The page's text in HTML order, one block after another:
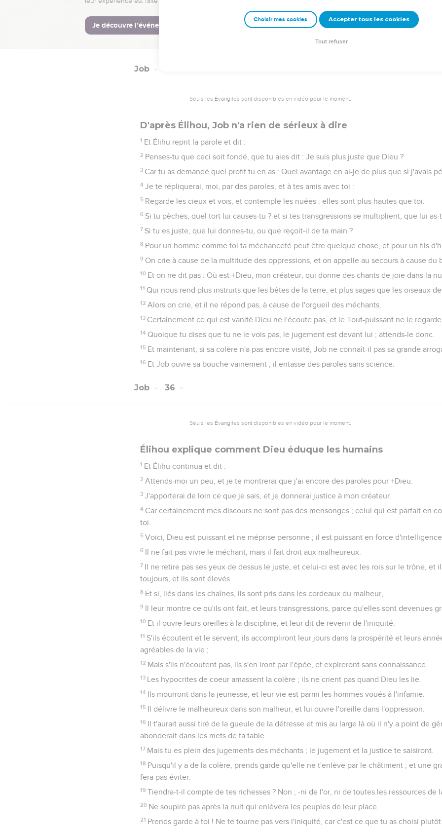
Job n'a pas parlé avec connaissance, et ses paroles ne sont pas intelligentes ;
36 Je voudrais que Job fût éprouvé jusqu'au bout, parce qu'il a répondu à la manière
Car il a ajouté à son péché la transgression ; il bat des mains parmi nous, et multiplie
Job
Seuls les Évangiles sont disponibles en vidéo pour le moment.
D'après Élihou, Job n'a rien de sérieux à dire
1 Et Élihu reprit la parole et dit :
2 Penses-tu que ceci soit fondé, que tu aies dit : Je suis plus juste que Dieu ?
3 Car tu as demandé quel profit tu en as : Quel avantage en ai-je de plus que si j'avais
4 Je te répliquerai, moi, par des paroles, et à tes amis avec toi :
5 Regarde les cieux et vois, et contemple les nuées : elles sont plus hautes que toi.
6 Si tu pèches, quel tort lui causes-tu ? et si tes transgressions se multiplient, que lui as-
7 Si tu es juste, que lui donnes-tu, ou que reçoit-il de ta main ?
8 Pour un homme comme toi ta méchanceté peut être quelque chose, et pour un fils
9 On crie à cause de la multitude des oppressions, et on appelle au secours à cause du
10 Et on ne dit pas : Où est +Dieu, mon créateur, qui donne des chants de joie dans la
11 Qui nous rend plus instruits que les bêtes de la terre, et plus sages que les oiseaux
12 Alors on crie, et il ne répond pas, à cause de l'orgueil des méchants.
13 Certainement ce qui est vanité Dieu ne l'écoute pas, et le Tout-puissant ne le regarde
14 Quoique tu dises que tu ne le vois pas, le jugement est devant lui ; attends-le donc.
15 Et maintenant, si sa colère n'a pas encore visité, Job ne connaît-il pas sa grande
16 Et Job ouvre sa bouche vainement ; il entasse des paroles sans science.
Job 36
Seuls les Évangiles sont disponibles en vidéo pour le moment.
Élihou explique comment Dieu éduque les humains
1 Et Élihu continua et dit :
2 Attends-moi un peu, et je te montrerai que j'ai encore des paroles pour +Dieu.
3 J'apporterai de loin ce que je sais, et je donnerai justice à mon créateur.
4 Car certainement mes discours ne sont pas des mensonges ; celui qui est parfait en
toi.
5 Voici, Dieu est puissant et ne méprise personne ; il est puissant en force d'intelligence.
6 Il ne fait pas vivre le méchant, mais il fait droit aux malheureux.
7 Il ne retire pas ses yeux de dessus le juste, et celui-ci est avec les rois sur le trône, et
toujours, et ils sont élevés.
8 Et si, liés dans les chaînes, ils sont pris dans les cordeaux du malheur,
9 Il leur montre ce qu'ils ont fait, et leurs transgressions, parce qu'elles sont devenues
10 Et il ouvre leurs oreilles à la discipline, et leur dit de revenir de l'iniquité.
11 S'ils écoutent et le servent, ils accompliront leur jours dans la prospérité et leurs
agréables de la vie ;
12 Mais s'ils n'écoutent pas, ils s'en iront par l'épée, et expireront sans connaissance.
13 Les hypocrites de coeur amassent la colère ; ils ne crient pas quand Dieu les lie.
14 Ils mourront dans la jeunesse, et leur vie est parmi les hommes voués à l'infamie.
15 Il délivre le malheureux dans son malheur, et lui ouvre l'oreille dans l'oppression.
16 Il t'aurait aussi tiré de la gueule de la détresse et mis au large là où il n'y a point de
abonderait dans les mets de ta table.
17 Mais tu es plein des jugements des méchants ; le jugement et la justice te saisiront.
18 Puisqu'il y a de la colère, prends garde qu'elle ne t'enlève par le châtiment ; et une
fera pas éviter.
19 Tiendra-t-il compte de tes richesses ? Non ; -ni de l'or, ni de toutes les ressources de
20 Ne soupire pas après la nuit qui enlèvera les peuples de leur place.
21 Prends garde à toi ! Ne te tourne pas vers l'iniquité, car c'est ce que tu as choisi
Choisir mes cookies Accepter tous les cookies
Tout refuser